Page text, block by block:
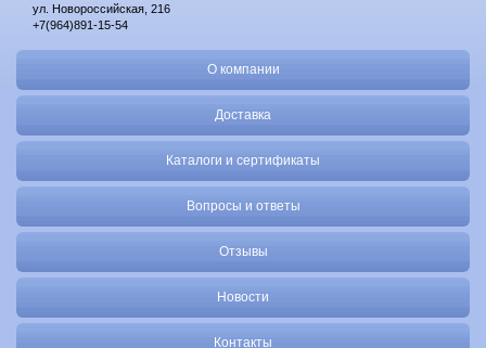
ул. Новороссийская, 216
+7(964)891-15-54
О компании
Доставка
Каталоги и сертификаты
Вопросы и ответы
Отзывы
Новости
Контакты